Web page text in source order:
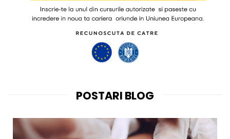
POSTARI BLOG